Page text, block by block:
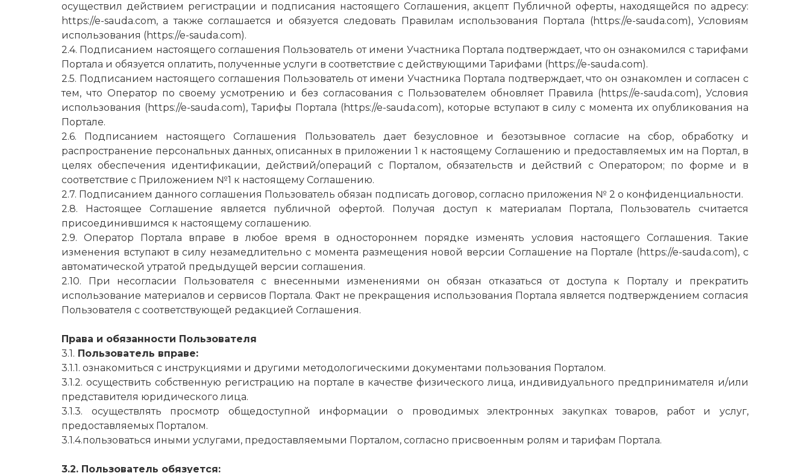
осуществил действием регистрации и подписания настоящего Соглашения, акцепт Публичной оферты, находящейся по адресу:
https://e-sauda.com, а также соглашается и обязуется следовать Правилам использования Портала (https://e-sauda.com), Условиям
использования (https://e-sauda.com).
2.4. Подписанием настоящего соглашения Пользователь от имени Участника Портала подтверждает, что он ознакомился с тарифами
Портала и обязуется оплатить, полученные услуги в соответствие с действующими Тарифами (https://e-sauda.com).
2.5. Подписанием настоящего соглашения Пользователь от имени Участника Портала подтверждает, что он ознакомлен и согласен с
тем, что Оператор по своему усмотрению и без согласования с Пользователем обновляет Правила (https://e-sauda.com), Условия
использования (https://e-sauda.com), Тарифы Портала (https://e-sauda.com), которые вступают в силу с момента их опубликования на
Портале.
2.6. Подписанием настоящего Соглашения Пользователь дает безусловное и безотзывное согласие на сбор, обработку и
распространение персональных данных, описанных в приложении 1 к настоящему Соглашению и предоставляемых им на Портал, в
целях обеспечения идентификации, действий/операций с Порталом, обязательств и действий с Оператором; по форме и в
соответствие с Приложением №1 к настоящему Соглашению.
2.7. Подписанием данного соглашения Пользователь обязан подписать договор, согласно приложения № 2 о конфиденциальности.
2.8. Настоящее Соглашение является публичнойофертой. Получая доступ к материалам Портала, Пользователь считается
присоединившимся к настоящему соглашению.
2.9. Оператор Портала вправе в любое время в одностороннем порядке изменять условия настоящего Соглашения. Такие
изменения вступают в силу незамедлительно с момента размещения новой версии Соглашение на Портале (https://e-sauda.com), с
автоматической утратой предыдущей версии соглашения.
2.10. При несогласии Пользователя с внесенными изменениями он обязан отказаться от доступа к Порталу и прекратить
использование материалов и сервисов Портала. Факт не прекращения использования Портала является подтверждением согласия
Пользователя с соответствующей редакцией Соглашения.
Права и обязанности Пользователя
3.1. Пользователь вправе:
3.1.1. ознакомиться с инструкциями и другими методологическими документами пользования Порталом.
3.1.2. осуществить собственную регистрацию на портале в качестве физического лица, индивидуального предпринимателя и/или
представителя юридического лица.
3.1.3. осуществлять просмотр общедоступной информации о проводимых электронных закупках товаров, работ и услуг,
предоставляемых Порталом.
3.1.4.пользоваться иными услугами, предоставляемыми Порталом, согласно присвоенным ролям и тарифам Портала.
3.2. Пользователь обязуется: